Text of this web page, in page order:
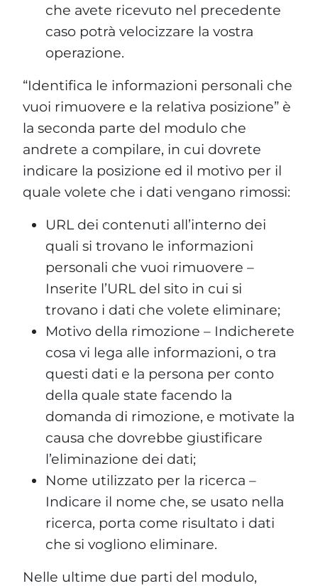
che avete ricevuto nel precedente
caso potrà velocizzare la vostra
operazione.
“Identifica le informazioni personali che
vuoi rimuovere e la relativa posizione” è
la seconda parte del modulo che
andrete a compilare, in cui dovrete
indicare la posizione ed il motivo per il
quale volete che i dati vengano rimossi:
URL dei contenuti all’interno dei
quali si trovano le informazioni
personali che vuoi rimuovere –
Inserite l’URL del sito in cui si
trovano i dati che volete eliminare;
Motivo della rimozione – Indicherete
cosa vi lega alle informazioni, o tra
questi dati e la persona per conto
della quale state facendo la
domanda di rimozione, e motivate la
causa che dovrebbe giustificare
l’eliminazione dei dati;
Nome utilizzato per la ricerca –
Indicare il nome che, se usato nella
ricerca, porta come risultato i dati
che si vogliono eliminare.
Nelle ultime due parti del modulo,